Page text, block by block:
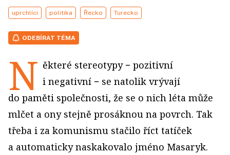
uprchlíci politika Řecko Turecko
ODEBÍRAT TÉMA
N ěkteré stereotypy − pozitivní
i negativní − se natolik vrývají
do paměti společnosti, že se o nich léta může
mlčet a ony stejně prosáknou na povrch. Tak
třeba i za komunismu stačilo říct tatíček
a automaticky naskakovalo jméno Masaryk.